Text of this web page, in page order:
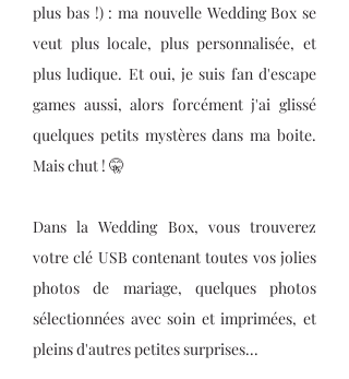
plus bas !) : ma nouvelle Wedding Box se
veut plus locale, plus personnalisée, et
plus ludique. Et oui, je suis fan d'escape
games aussi, alors forcément j'ai glissé
quelques petits mystères dans ma boite.
Mais chut ! 🤫
Dans la Wedding Box, vous trouverez
votre clé USB contenant toutes vos jolies
photos de mariage, quelques photos
sélectionnées avec soin et imprimées, et
pleins d'autres petites surprises...